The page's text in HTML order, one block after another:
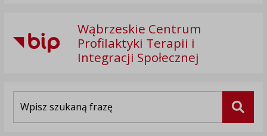
Wąbrzeskie Centrum
Profilaktyki Terapii i
Integracji Społecznej